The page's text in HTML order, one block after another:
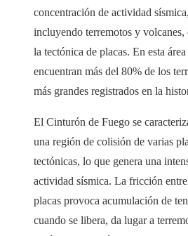
concentración de actividad sísmica,
incluyendo terremotos y volcanes,
la tectónica de placas. En esta área
encuentran más del 80% de los
más grandes registrados en la
El Cinturón de Fuego se
una región de colisión de varias
tectónicas, lo que genera una
actividad sísmica. La fricción entre
placas provoca acumulación de
cuando se libera, da lugar a